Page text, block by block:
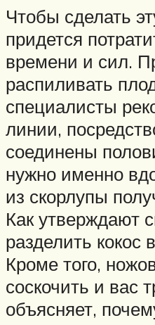
Чтобы сделать
придется
времени и сил.
распиливать
специалисты
линии,
соединены
нужно именно
из скорлупы
Как утверждают
разделить кокос
Кроме того,
соскочить и вас
объясняет,